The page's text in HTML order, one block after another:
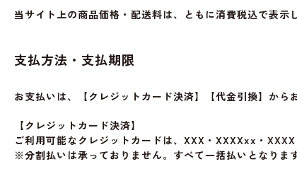
当サイト上の商品価格・配送料は、ともに消費税込で表示
支払方法・支払期限
お支払いは、【クレジットカード決済】【代金引換】から
【クレジットカード決済】
ご利用可能なクレジットカードは、XXX・XXXXxx・XXXX
※分割払いは承っておりません。すべて一括払いとなります